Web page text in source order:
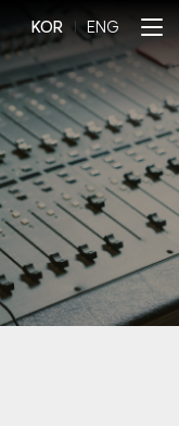
KOR l ENG